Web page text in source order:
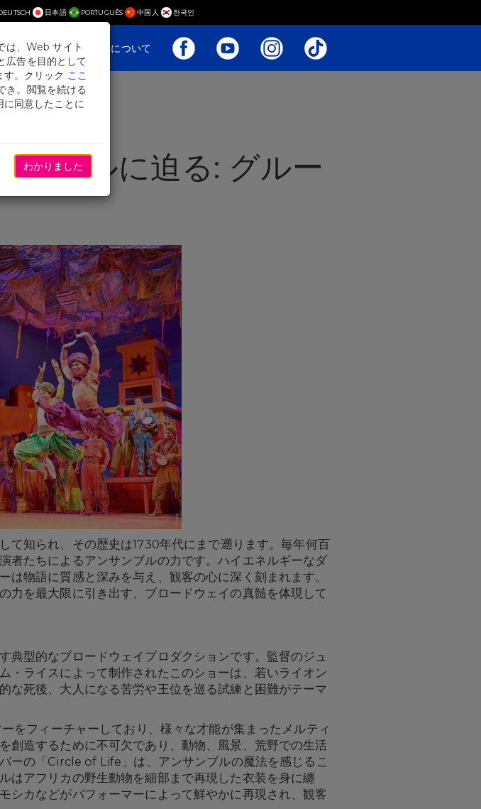
日本語 PORTUGUÊS 中国人 한국인
ースと特集 私たちについて
ンブルに迫る: グルー
て知られ、その歴史は1730年代にまで遡ります。毎年何百
者たちによるアンサンブルの力です。ハイエネルギーなダ
物語に質感と深みを与え、観客の心に深く刻まれます。
力を最大限に引き出す、ブロードウェイの真髄を体現して
典型的なブロードウェイプロダクションです。監督のジュ
・ライスによって制作されたこのショーは、若いライオン
な死後、大人になる苦労や王位を巡る試練と困難がテーマ
をフィーチャーしており、様々な才能が集まったメルティ
創造するために不可欠であり、動物、風景、荒野での生活
ーの「Circle of Life」は、アンサンブルの魔法を感じるこ
はアフリカの野生動物を細部まで再現した衣装を身に纏
シカなどがパフォーマーによって鮮やかに再現され、観客
は、Web サイト
広告を目的として
。クリック ここ
き。閲覧を続ける
同意したことに
わかりました